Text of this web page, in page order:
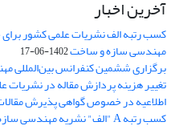
آخرین اخبار
کسب رتبه الف نشریات علمی کشور
مهندسی سازه و ساخت1402-06-17
برگزاری ششمین کنفرانس بین‌المللی
تغییر هزینه پردازش مقاله در نشریات
اطلاعیه در خصوص گواهی پذیرش
کسب رتبه A "الف" نشریه مهندسی سازه و ساخت